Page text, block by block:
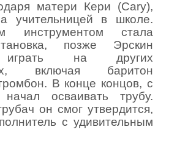
матери Кери (Cary),
учительницей в школе.
инструментом стала
позже Эрскин
играть на других
включая баритон
В конце концов, с
осваивать трубу.
он смог утвердится,
с удивительным